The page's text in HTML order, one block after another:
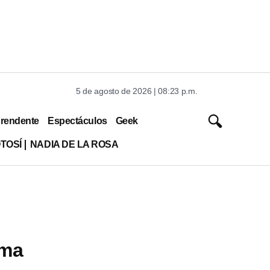
5 de agosto de 2026 | 08:23 p.m.
Espectáculos Geek
NADIA DE LA ROSA